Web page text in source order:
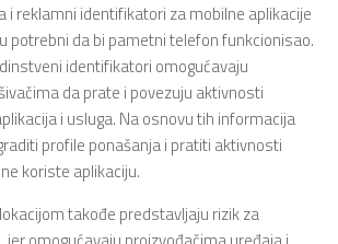
i reklamni identifikatori za mobilne aplikacije
potrebni da bi pametni telefon funkcionisao.
identifikatori omogućavaju
da prate i povezuju aktivnosti
i usluga. Na osnovu tih informacija
profile ponašanja i pratiti aktivnosti
koriste aplikaciju.
takođe predstavljaju rizik za